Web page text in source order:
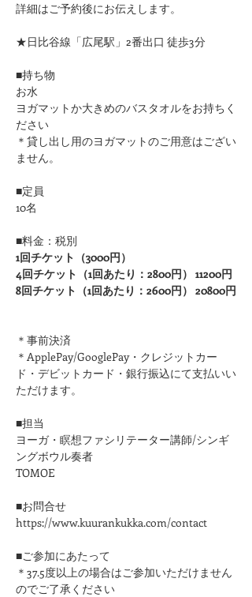
詳細はご予約後にお伝えします。
★日比谷線「広尾駅」2番出口 徒歩3分
■持ち物
お水
ヨガマットか大きめのバスタオルをお持ちく
ださい
＊貸し出し用のヨガマットのご用意はござい
ません。
■定員
10名
■料金：税別
1回チケット（3000円）
4回チケット（1回あたり：2800円） 11200円
8回チケット（1回あたり：2600円） 20800円
＊事前決済
＊ApplePay/GooglePay・クレジットカー
ド・デビットカード・銀行振込にて支払いい
ただけます。
■担当
ヨーガ・瞑想ファシリテーター講師/シンギ
ングボウル奏者
TOMOE
■お問合せ
https://www.kuurankukka.com/contact
■ご参加にあたって
＊37.5度以上の場合はご参加いただけません
のでご了承ください